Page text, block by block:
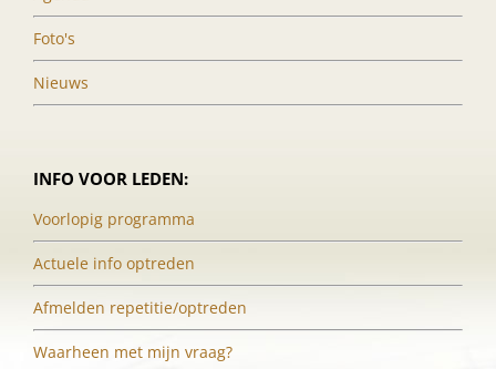
Foto's
Nieuws
INFO VOOR LEDEN:
Voorlopig programma
Actuele info optreden
Afmelden repetitie/optreden
Waarheen met mijn vraag?